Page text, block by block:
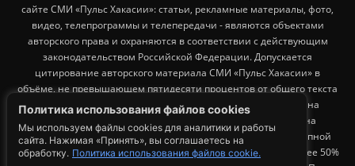
Политика использования файлов cookies
Мы используем файлы cookies для аналитики и работы
сайта. Нажимая «Принять», вы соглашаетесь на
обработку. Политика использования файлов cookie.
сайте СМИ «Пульс Хакасии»: статьи, рекламные материалы, фото,
видео, телепрограммы и телепередачи - являются объектами
авторского права и охраняются в соответствии с действующим
законодательством Российской Федерации. Допускается
цитирование авторского материала СМИ «Пульс Хакасии» в
объёме, не превышающем пятидесяти процентов от общего текста
публикации с обязательным размещением гиперссылки на
страницу заимствования материала. Гиперссылка должна
размещаться в тексте цитируемого материала и быть доступной
для индексации поисковыми системами. Заимствование более 50%